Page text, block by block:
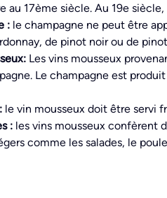
au 17ème siècle. Au 19e
: le champagne ne peut être
de pinot noir ou de
: Les vins mousseux
Le champagne est
le vin mousseux doit être servi
: les vins mousseux confèrent
comme les salades, le